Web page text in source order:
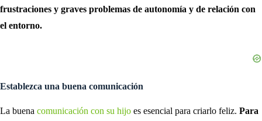
frustraciones y graves problemas de autonomía y de relación con
el entorno.
Establezca una buena comunicación
La buena comunicación con su hijo es esencial para criarlo feliz. Para